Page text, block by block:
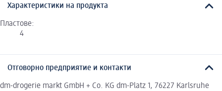
Характеристики на продукта
Пластове:
4
Отговорно предприятие и контакти
dm-drogerie markt GmbH + Co. KG dm-Platz 1, 76227 Karlsruhe